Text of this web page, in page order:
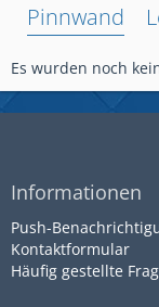
Pinnwand
Es wurden noch
Informationen
Push-
Kontaktformular
Häufig gestellte